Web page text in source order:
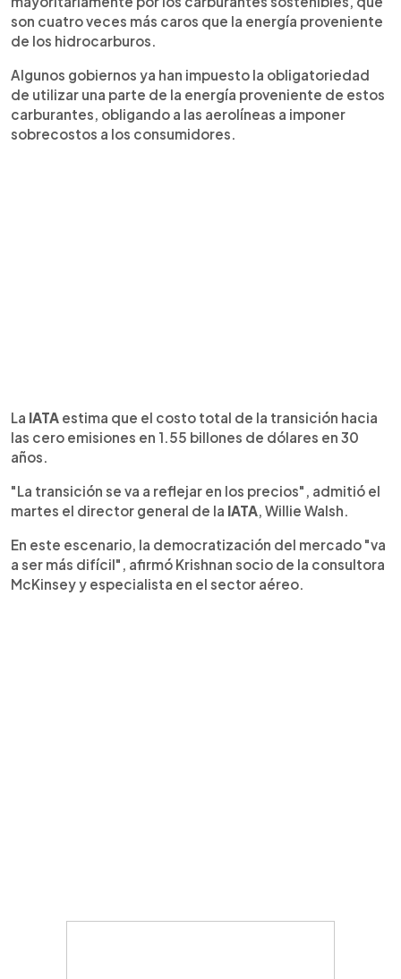
son cuatro veces más caros que la energía proveniente
de los hidrocarburos.
Algunos gobiernos ya han impuesto la obligatoriedad
de utilizar una parte de la energía proveniente de estos
carburantes, obligando a las aerolíneas a imponer
sobrecostos a los consumidores.
La IATA estima que el costo total de la transición hacia
las cero emisiones en 1.55 billones de dólares en 30
años.
"La transición se va a reflejar en los precios", admitió el
martes el director general de la IATA, Willie Walsh.
En este escenario, la democratización del mercado "va
a ser más difícil", afirmó Krishnan socio de la consultora
McKinsey y especialista en el sector aéreo.